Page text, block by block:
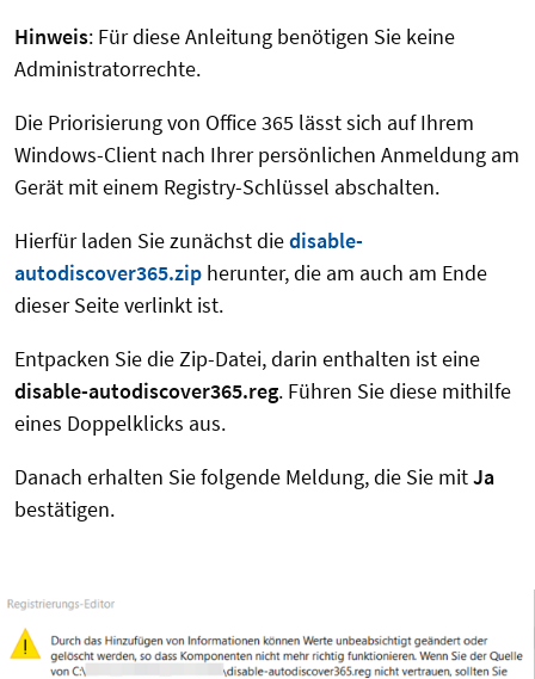
Hinweis: Für diese Anleitung benötigen Sie keine
Administratorrechte.
Die Priorisierung von Office 365 lässt sich auf Ihrem
Windows-Client nach Ihrer persönlichen Anmeldung am
Gerät mit einem Registry-Schlüssel abschalten.
Hierfür laden Sie zunächst diedisable-
autodiscover365.zip herunter, die am auch am Ende
dieser Seite verlinkt ist.
Entpacken Sie die Zip-Datei, darin enthalten ist eine
disable-autodiscover365.reg. Führen Sie diese mithilfe
eines Doppelklicks aus.
Danach erhalten Sie folgende Meldung, die Sie mitJa
bestätigen.